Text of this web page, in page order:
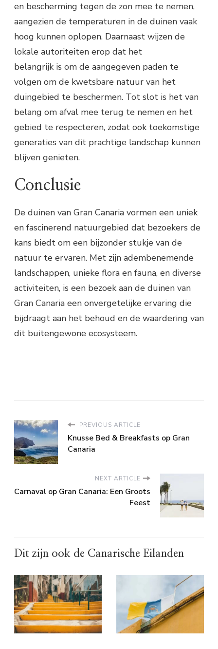
en bescherming tegen de zon mee te nemen,
aangezien de temperaturen in de duinen vaak
hoog kunnen oplopen. Daarnaast wijzen de
lokale autoriteiten erop dat het
belangrijk is om de aangegeven paden te
volgen om de kwetsbare natuur van het
duingebied te beschermen. Tot slot is het van
belang om afval mee terug te nemen en het
gebied te respecteren, zodat ook toekomstige
generaties van dit prachtige landschap kunnen
blijven genieten.
Conclusie
De duinen van Gran Canaria vormen een uniek
en fascinerend natuurgebied dat bezoekers de
kans biedt om een bijzonder stukje van de
natuur te ervaren. Met zijn adembenemende
landschappen, unieke flora en fauna, en diverse
activiteiten, is een bezoek aan de duinen van
Gran Canaria een onvergetelijke ervaring die
bijdraagt aan het behoud en de waardering van
dit buitengewone ecosysteem.
PREVIOUS ARTICLE
Knusse Bed & Breakfasts op Gran
Canaria
NEXT ARTICLE
Carnaval op Gran Canaria: Een Groots
Feest
Dit zijn ook de Canarische Eilanden